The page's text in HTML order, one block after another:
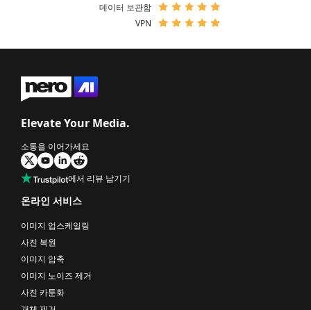
데이터 보관함
VPN
Elevate Your Media.
소통을 이어가세요
에서 리뷰 남기기
온라인 서비스
이미지 업스케일링
사진 복원
이미지 압축
이미지 노이즈 제거
사진 카툰화